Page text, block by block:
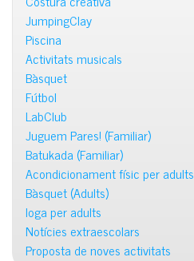
JumpingClay
Piscina
Activitats musicals
Bàsquet
Fútbol
LabClub
Juguem Pares! (Familiar)
Batukada (Familiar)
Acondicionament físic per adults
Bàsquet (Adults)
Ioga per adults
Notícies extraescolars
Proposta de noves activitats